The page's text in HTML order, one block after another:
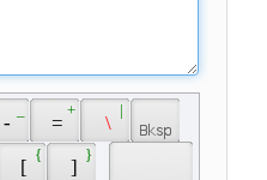
- =
+
\
|
[
{
]
}